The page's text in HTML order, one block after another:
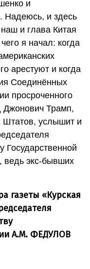
и
Надеюсь, и здесь
и глава Китая
я начал: когда
арестуют и когда
Соединённых
просроченного
Джонович Трамп,
Штатов, услышит и
Государственной
ведь экс-бывших
газеты «Курская
А.М. ФЕДУЛОВ